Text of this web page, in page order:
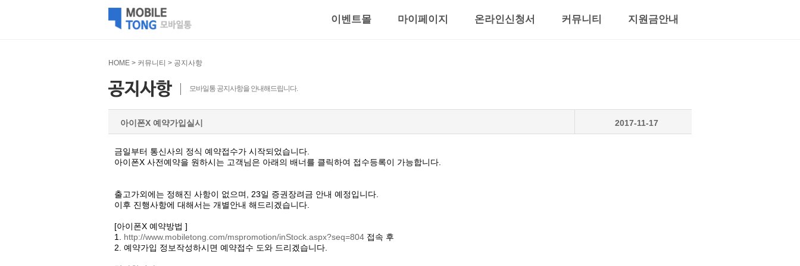
이벤트몰 마이페이지 온라인신청서 커뮤니티 지원금안내
HOME > 커뮤니티 > 공지사항
모바일통 공지사항을 안내해드립니다.
아이폰X 예약가입실시 2017-11-17
금일부터 통신사의 정식 예약접수가 시작되었습니다.
아이폰X 사전예약을 원하시는 고객님은 아래의 배너를 클릭하여 접수등록이 가능합니다.
출고가외에는 정해진 사항이 없으며, 23일 증권장려금 안내 예정입니다.
이후 진행사항에 대해서는 개별안내 해드리겠습니다.
[아이폰X 예약방법 ]
1. http://www.mobiletong.com/mspromotion/inStock.aspx?seq=804 접속 후
2. 예약가입 정보작성하시면 예약접수 도와 드리겠습니다.